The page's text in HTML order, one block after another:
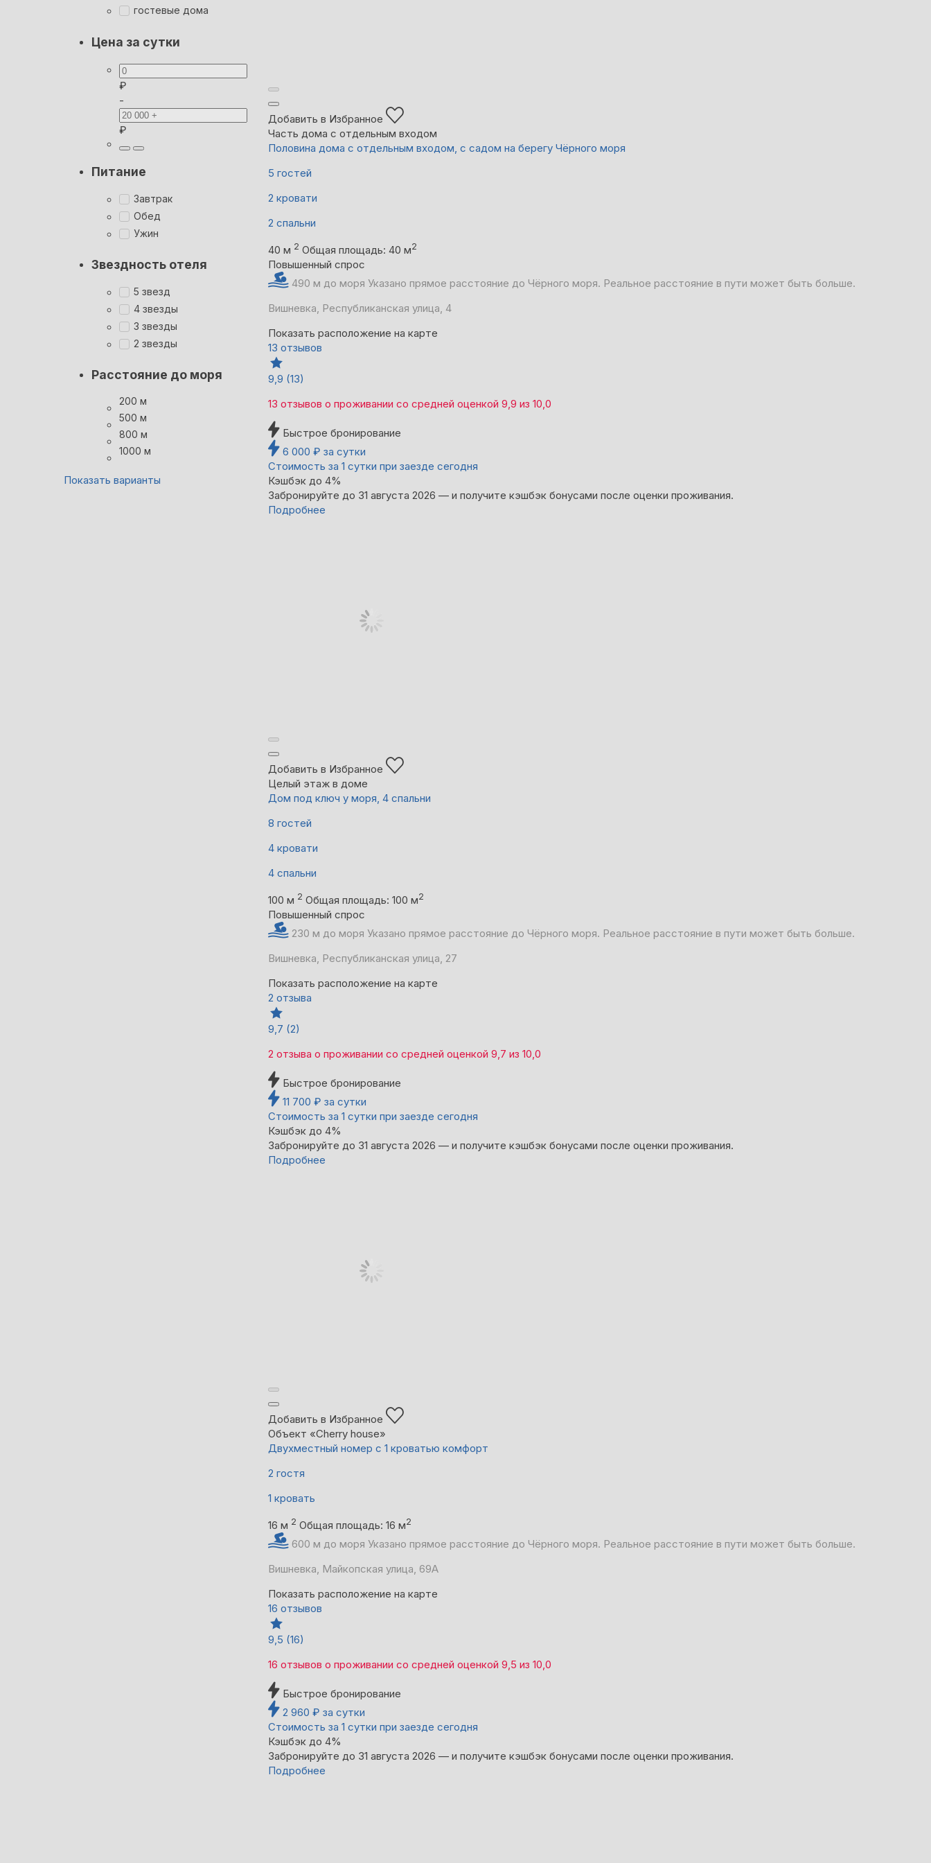
гостевые дома
Цена за сутки
₽
-
₽
Питание
Завтрак
Обед
Ужин
Звездность отеля
5 звезд
4 звезды
3 звезды
2 звезды
Расстояние до моря
200 м
500 м
800 м
1000 м
Показать варианты
Добавить в Избранное
Часть дома с отдельным входом
Половина дома с отдельным входом, с садом на берегу Чёрного моря
5 гостей
2 кровати
2 спальни
40 м 2 Общая площадь: 40 м2
Повышенный спрос
490 м до моря Указано прямое расстояние до Чёрного моря. Реальное расстояние в пути может быть больше.
Вишневка, Республиканская улица, 4
Показать расположение на карте
13 отзывов
9,9 (13)
13 отзывов о проживании со средней оценкой 9,9 из 10,0
Быстрое бронирование
6 000 ₽ за сутки
Стоимость за 1 сутки при заезде сегодня
Кэшбэк до 4%
Забронируйте до 31 августа 2026 — и получите кэшбэк бонусами после оценки проживания.
Подробнее
Добавить в Избранное
Целый этаж в доме
Дом под ключ у моря, 4 спальни
8 гостей
4 кровати
4 спальни
100 м 2 Общая площадь: 100 м2
Повышенный спрос
230 м до моря Указано прямое расстояние до Чёрного моря. Реальное расстояние в пути может быть больше.
Вишневка, Республиканская улица, 27
Показать расположение на карте
2 отзыва
9,7 (2)
2 отзыва о проживании со средней оценкой 9,7 из 10,0
Быстрое бронирование
11 700 ₽ за сутки
Стоимость за 1 сутки при заезде сегодня
Кэшбэк до 4%
Забронируйте до 31 августа 2026 — и получите кэшбэк бонусами после оценки проживания.
Подробнее
Добавить в Избранное
Объект «Cherry house»
Двухместный номер с 1 кроватью комфорт
2 гостя
1 кровать
16 м 2 Общая площадь: 16 м2
600 м до моря Указано прямое расстояние до Чёрного моря. Реальное расстояние в пути может быть больше.
Вишневка, Майкопская улица, 69А
Показать расположение на карте
16 отзывов
9,5 (16)
16 отзывов о проживании со средней оценкой 9,5 из 10,0
Быстрое бронирование
2 960 ₽ за сутки
Стоимость за 1 сутки при заезде сегодня
Кэшбэк до 4%
Забронируйте до 31 августа 2026 — и получите кэшбэк бонусами после оценки проживания.
Подробнее